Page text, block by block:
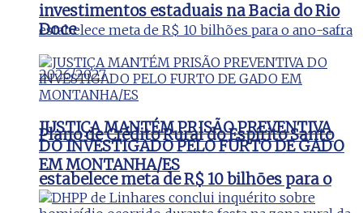
Plano de Crédito Rural do Espírito Santo
estabelece meta de R$ 10 bilhões para o
investimentos estaduais na Bacia do Rio
Doce
JUSTIÇA MANTÉM PRISÃO PREVENTIVA
DO INVESTIGADO PELO FURTO DE GADO
EM MONTANHA/ES